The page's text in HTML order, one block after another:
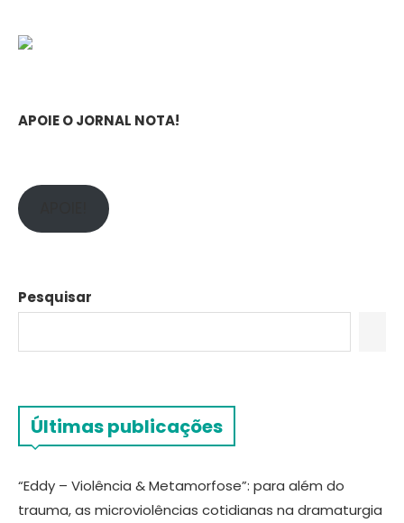
APOIE O JORNAL NOTA!
Pesquisar
Últimas publicações
“Eddy – Violência & Metamorfose”: para além do
trauma, as microviolências cotidianas na dramaturgia